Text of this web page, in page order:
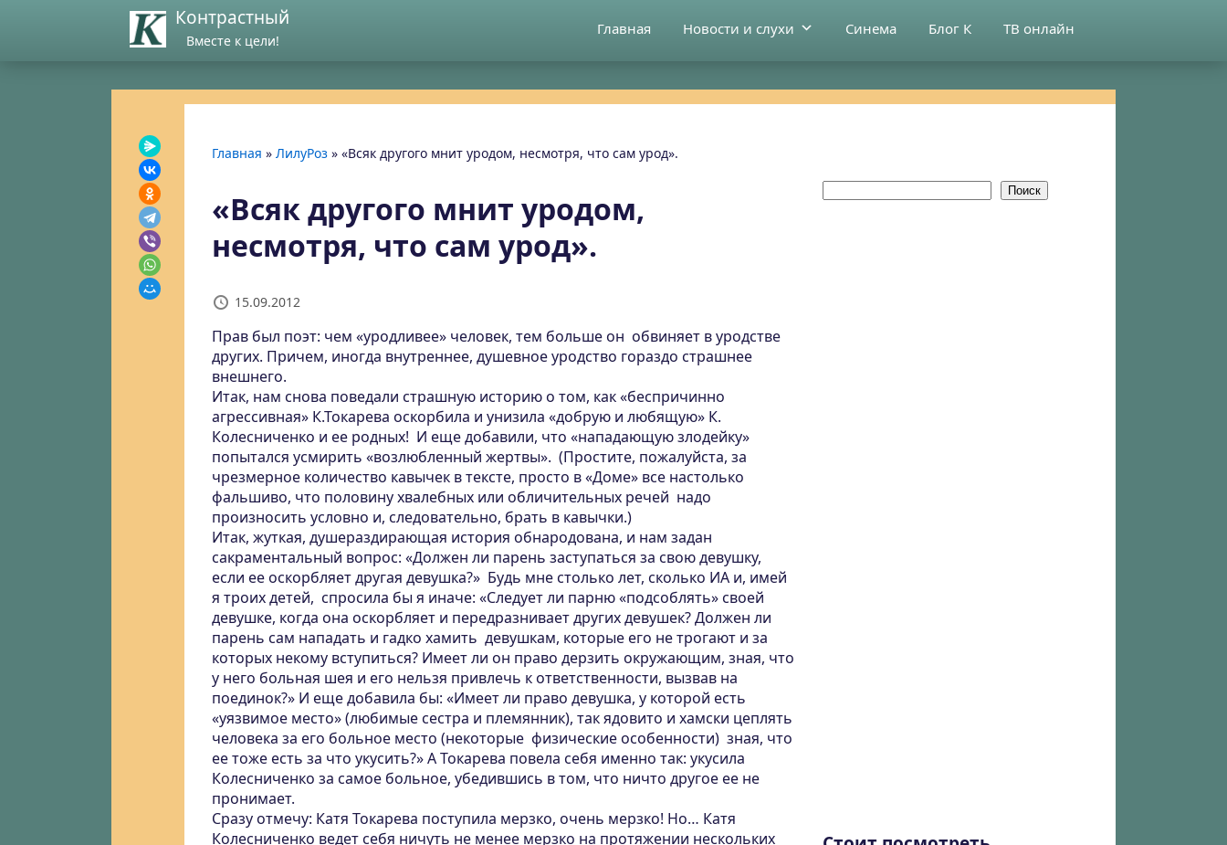
Контрастный
Вместе к цели!
Главная Новости и слухи Синема Блог К ТВ онлайн
Главная » ЛилуРоз » «Всяк другого мнит уродом, несмотря, что сам урод».
«Всяк другого мнит уродом,
несмотря, что сам урод».
15.09.2012
Прав был поэт: чем «уродливее» человек, тем больше он обвиняет в уродстве
других. Причем, иногда внутреннее, душевное уродство гораздо страшнее
внешнего.
Итак, нам снова поведали страшную историю о том, как «беспричинно
агрессивная» К.Токарева оскорбила и унизила «добрую и любящую» К.
Колесниченко и ее родных! И еще добавили, что «нападающую злодейку»
попытался усмирить «возлюбленный жертвы». (Простите, пожалуйста, за
чрезмерное количество кавычек в тексте, просто в «Доме» все настолько
фальшиво, что половину хвалебных или обличительных речей надо
произносить условно и, следовательно, брать в кавычки.)
Итак, жуткая, душераздирающая история обнародована, и нам задан
сакраментальный вопрос: «Должен ли парень заступаться за свою девушку,
если ее оскорбляет другая девушка?» Будь мне столько лет, сколько ИА и, имей
я троих детей, спросила бы я иначе: «Следует ли парню «подсоблять» своей
девушке, когда она оскорбляет и передразнивает других девушек? Должен ли
парень сам нападать и гадко хамить девушкам, которые его не трогают и за
которых некому вступиться? Имеет ли он право дерзить окружающим, зная, что
у него больная шея и его нельзя привлечь к ответственности, вызвав на
поединок?» И еще добавила бы: «Имеет ли право девушка, у которой есть
«уязвимое место» (любимые сестра и племянник), так ядовито и хамски цеплять
человека за его больное место (некоторые физические особенности) зная, что
ее тоже есть за что укусить?» А Токарева повела себя именно так: укусила
Колесниченко за самое больное, убедившись в том, что ничто другое ее не
пронимает.
Сразу отмечу: Катя Токарева поступила мерзко, очень мерзко! Но… Катя
Колесниченко ведет себя ничуть не менее мерзко на протяжении нескольких
Поиск